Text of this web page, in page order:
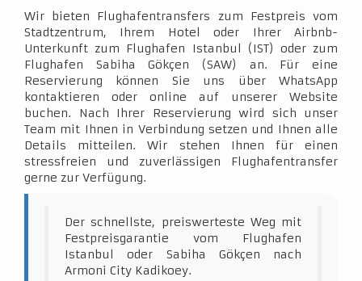
Wir bieten Flughafentransfers zum Festpreis vom
Stadtzentrum, Ihrem Hotel oder Ihrer Airbnb-
Unterkunft zum Flughafen Istanbul (IST) oder zum
Flughafen Sabiha Gökçen (SAW) an. Für eine
Reservierung können Sie uns über WhatsApp
kontaktieren oder online auf unserer Website
buchen. Nach Ihrer Reservierung wird sich unser
Team mit Ihnen in Verbindung setzen und Ihnen alle
Details mitteilen. Wir stehen Ihnen für einen
stressfreien und zuverlässigen Flughafentransfer
gerne zur Verfügung.
Der schnellste, preiswerteste Weg mit
Festpreisgarantie vom Flughafen
Istanbul oder Sabiha Gökçen nach
Armoni City Kadikoey.